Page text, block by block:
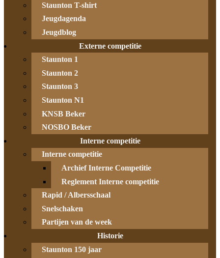
Staunton T-shirt
Jeugdagenda
Jeugdblog
Externe competitie
Staunton 1
Staunton 2
Staunton 3
Staunton N1
KNSB Beker
NOSBO Beker
Interne competitie
Interne competitie
Archief Interne Competitie
Reglement Interne competitie
Rapid / Albersschaal
Snelschaken
Partijen van de week
Historie
Staunton 150 jaar